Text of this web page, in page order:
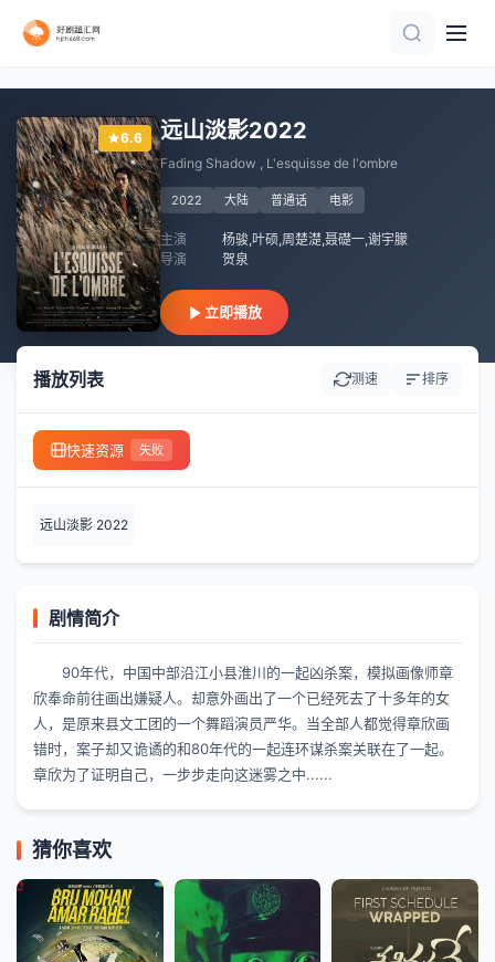
6.6 远山淡影2022
Fading Shadow , L'esquisse de l'ombre
2022 大陆 普通话 电影
主演
杨骏,叶硕,周楚濋,聂礎一,谢宇朦
导演
贺泉
立即播放
播放列表 测速 排序
快速资源 失败
远山淡影 2022
剧情简介
90年代，中国中部沿江小县淮川的一起凶杀案，模拟画像师章
欣奉命前往画出嫌疑人。却意外画出了一个已经死去了十多年的女
人，是原来县文工团的一个舞蹈演员严华。当全部人都觉得章欣画
错时，案子却又诡谲的和80年代的一起连环谋杀案关联在了一起。
章欣为了证明自己，一步步走向这迷雾之中......
猜你喜欢
已完结
正片
HD
HD中字
正片
HD中字